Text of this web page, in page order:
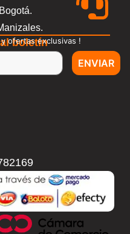
boletín
ofertas exclusivas !
ENVIAR